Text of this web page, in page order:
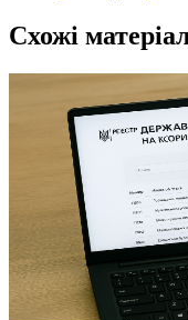
Схожі